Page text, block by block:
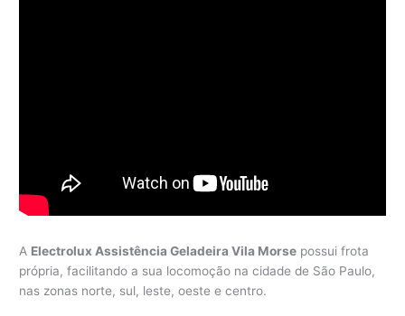
A Electrolux Assistência Geladeira Vila Morse possui frota
própria, facilitando a sua locomoção na cidade de São Paulo,
nas zonas norte, sul, leste, oeste e centro.